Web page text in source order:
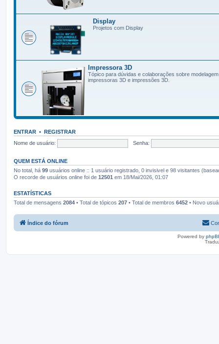
Display
Projetos com Display
Impressora 3D
Tópico para dúvidas e colaborações sobre
impressoras 3D e impressões 3D.
ENTRAR •
REGISTRAR
Nome de usuário:
Senha:
QUEM ESTÁ ONLINE
No total, há 99 usuários online :: 1 usuário registrado, 0 invisivel e 98 visitantes
O recorde de usuários online foi de 12501 em 18/Mai/2026, 01:07
ESTATÍSTICAS
Total de mensagens 2084 • Total de tópicos 207 • Total de membros 6452 • Novo
Índice do fórum
Powered by